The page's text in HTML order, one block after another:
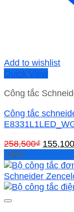
Add to wishlist
Quick View
Công tắc
Công tắc
258,500₫ Giá
là:
155,100
-40%